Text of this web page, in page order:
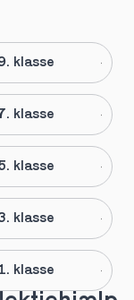
klasse
klasse
klasse
klasse
klasse